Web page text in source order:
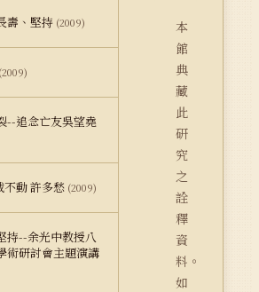
壽、堅持 (2009)
(2009)
--追念亡友吳望堯
動 許多愁 (2009)
持--余光中教授八
術研討會主題演講
本
館
典
藏
此
研
究
之
詮
釋
資
料。
如